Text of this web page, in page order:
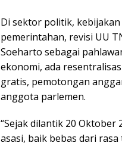
Di sektor politik,
pemerintahan, revisi UU
Soeharto sebagai
ekonomi, ada
gratis, pemotongan
anggota parlemen.
“Sejak dilantik 20
asasi, baik bebas dari